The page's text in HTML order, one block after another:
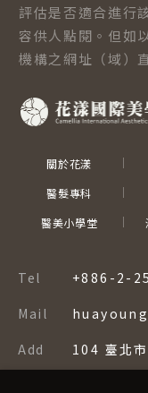
評估是否適合進行
容供人點閱。但如
機構之網址（域）
關於花漾
醫髮專科
醫美小學堂
Tel
+886-2-
Mail
Add
104 臺北